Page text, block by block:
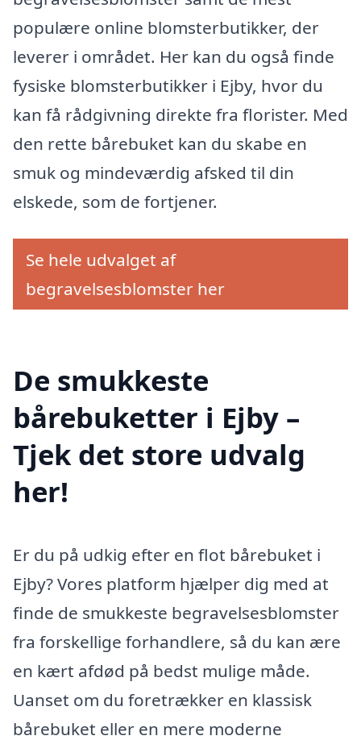
populære online blomsterbutikker, der
leverer i området. Her kan du også finde
fysiske blomsterbutikker i Ejby, hvor du
kan få rådgivning direkte fra florister. Med
den rette bårebuket kan du skabe en
smuk og mindeværdig afsked til din
elskede, som de fortjener.
Se hele udvalget af
begravelsesblomster her
De smukkeste
bårebuketter i Ejby –
Tjek det store udvalg
her!
Er du på udkig efter en flot bårebuket i
Ejby? Vores platform hjælper dig med at
finde de smukkeste begravelsesblomster
fra forskellige forhandlere, så du kan ære
en kært afdød på bedst mulige måde.
Uanset om du foretrækker en klassisk
bårebuket eller en mere moderne